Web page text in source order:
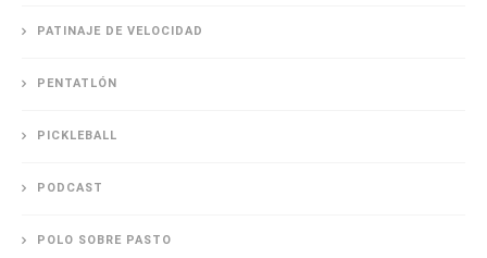
PATINAJE DE VELOCIDAD
PENTATLÓN
PICKLEBALL
PODCAST
POLO SOBRE PASTO